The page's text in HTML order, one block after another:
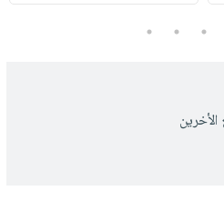
3
4
5